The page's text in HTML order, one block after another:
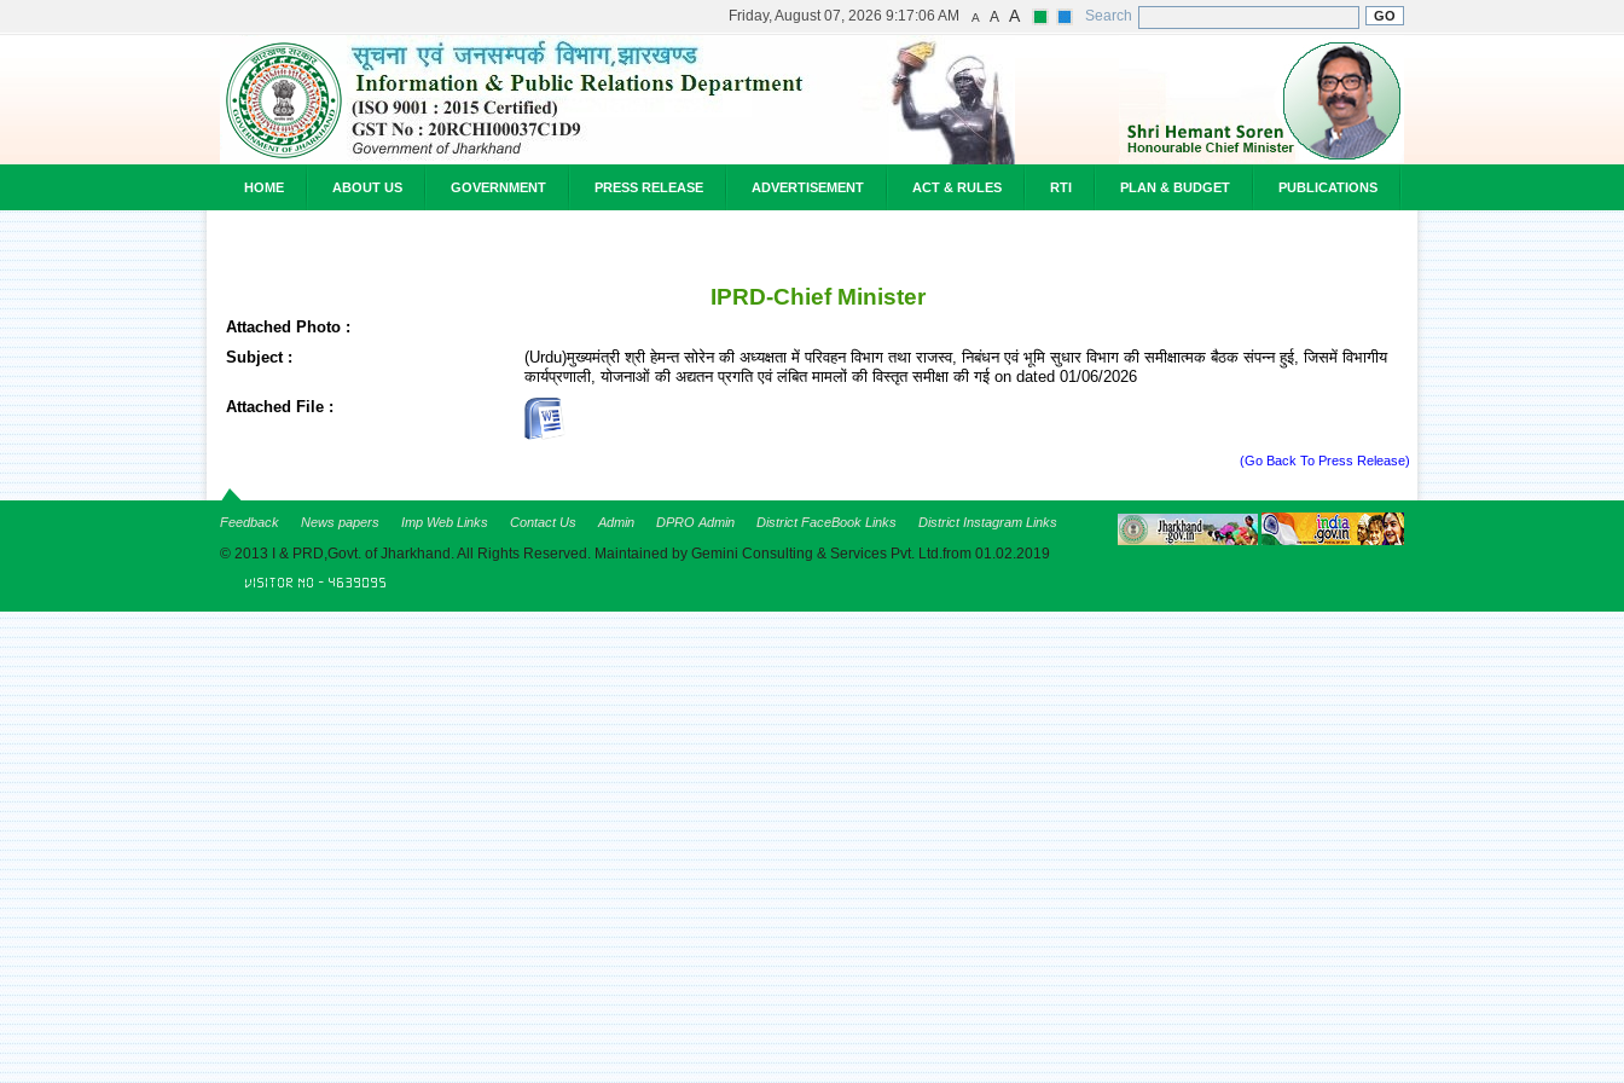
Search
A A A
Friday, August 07, 2026 9:17:06 AM
HOME ABOUT US GOVERNMENT PRESS RELEASE ADVERTISEMENT ACT & RULES RTI PLAN & BUDGET PUBLICATIONS
IPRD-Chief Minister
Attached Photo :
Subject :
(Urdu)मुख्यमंत्री श्री हेमन्त सोरेन की अध्यक्षता में परिवहन विभाग तथा राजस्व, निबंधन एवं भूमि सुधार विभाग की समीक्षात्मक बैठक संपन्न हुई, जिसमें विभागीय
कार्यप्रणाली, योजनाओं की अद्यतन प्रगति एवं लंबित मामलों की विस्तृत समीक्षा की गई on dated 01/06/2026
Attached File :
(Go Back To Press Release)
Feedback News papers Imp Web Links Contact Us Admin DPRO Admin District FaceBook Links District Instagram Links
© 2013 I & PRD,Govt. of Jharkhand. All Rights Reserved. Maintained by Gemini Consulting & Services Pvt. Ltd.from 01.02.2019